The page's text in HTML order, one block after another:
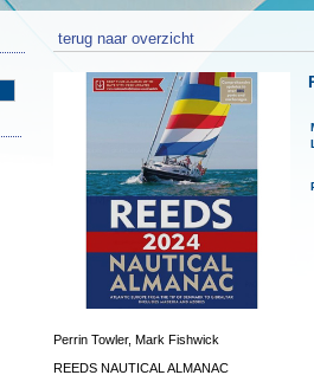
terug naar overzicht
Perrin Towler, Mark Fishwick
REEDS NAUTICAL ALMANAC